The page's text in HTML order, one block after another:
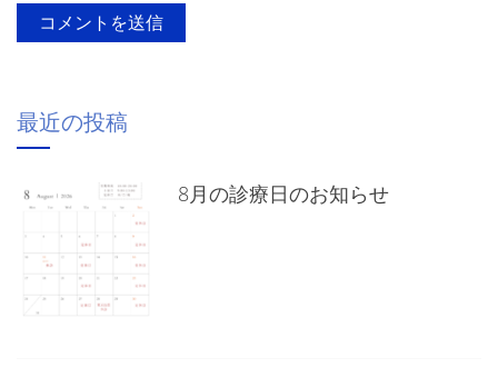
最近の投稿
8月の診療日のお知らせ